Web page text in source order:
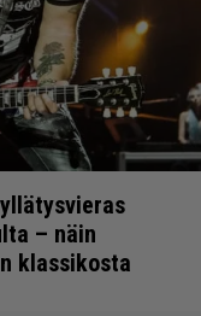
– näin
klassikosta